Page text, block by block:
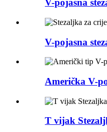
V-pojasna
V-pojasna
Američka V-
T vijak